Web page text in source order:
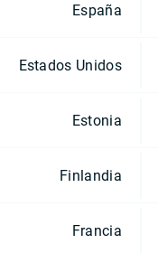
España
Estados Unidos
Estonia
Finlandia
Francia